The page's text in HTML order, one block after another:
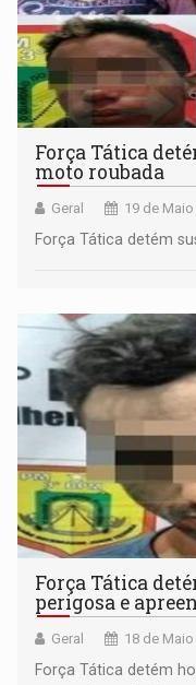
Força Tática
moto roubada
Geral 19 de
Força Tática detém
Força Tática
perigosa e
Geral 18 de
Força Tática detém